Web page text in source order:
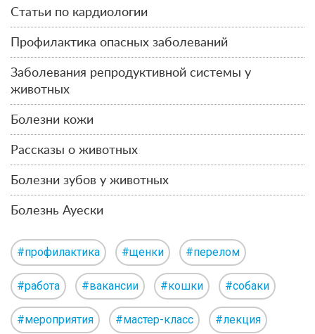
Статьи по кардиологии
Профилактика опасных заболеваний
Заболевания репродуктивной системы у
животных
Болезни кожи
Рассказы о животных
Болезни зубов у животных
Болезнь Ауески
#профилактика #щенки #перелом
#работа #вакансии #кошки #собаки
#мероприятия #мастер-класс #лекция